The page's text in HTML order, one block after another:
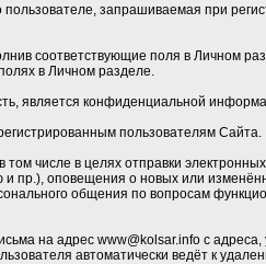
запрашиваемая при
соответствующие поля в Личном
в Личном разделе.
является конфиденциальной
пользователям Сайта.
числе в целях отправки
и пр.), оповещения о новых или
общения по вопросам
на адрес www@kolsar.info с адреса,
автоматически ведёт к